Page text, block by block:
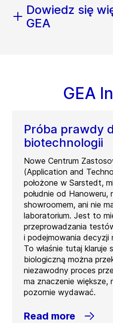
Dowiedz się
GEA
GEA
Próba prawdy
biotechnologii
Nowe Centrum
(Application and
położone w Sarstedt,
południe od Hanoweru,
showroomem, ani nie
laboratorium. Jest to
przeprowadzania
i podejmowania decyzji
To właśnie tutaj klaruje
biologiczną można
niezawodny proces
ma znaczenie większe,
pozornie wydawać.
Read more